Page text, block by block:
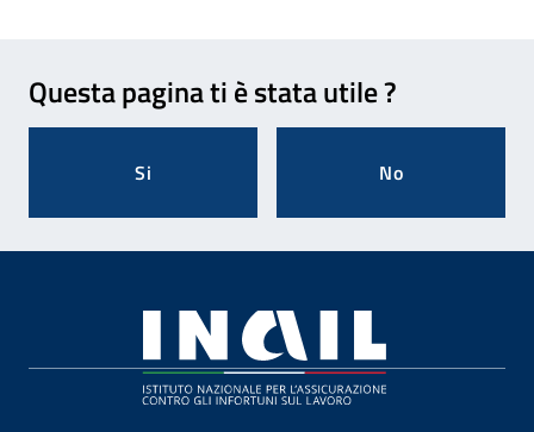
Questa pagina ti è stata utile ?
Si No